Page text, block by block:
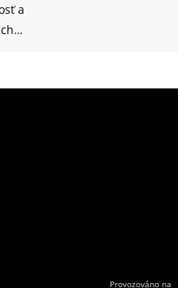
a
Provozováno na